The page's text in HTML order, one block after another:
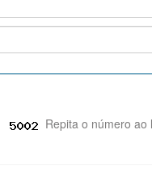
Repita o número ao